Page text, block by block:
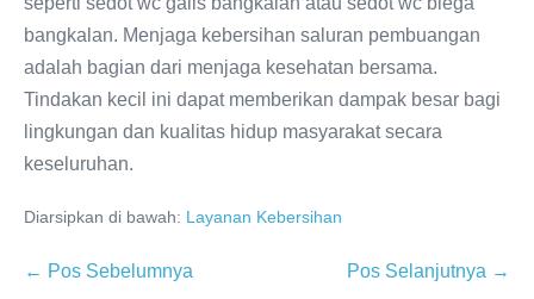
bangkalan. Menjaga kebersihan saluran pembuangan
adalah bagian dari menjaga kesehatan bersama.
Tindakan kecil ini dapat memberikan dampak besar bagi
lingkungan dan kualitas hidup masyarakat secara
keseluruhan.
Diarsipkan di bawah: Layanan Kebersihan
Navigasi
← Pos Sebelumnya Pos Selanjutnya →